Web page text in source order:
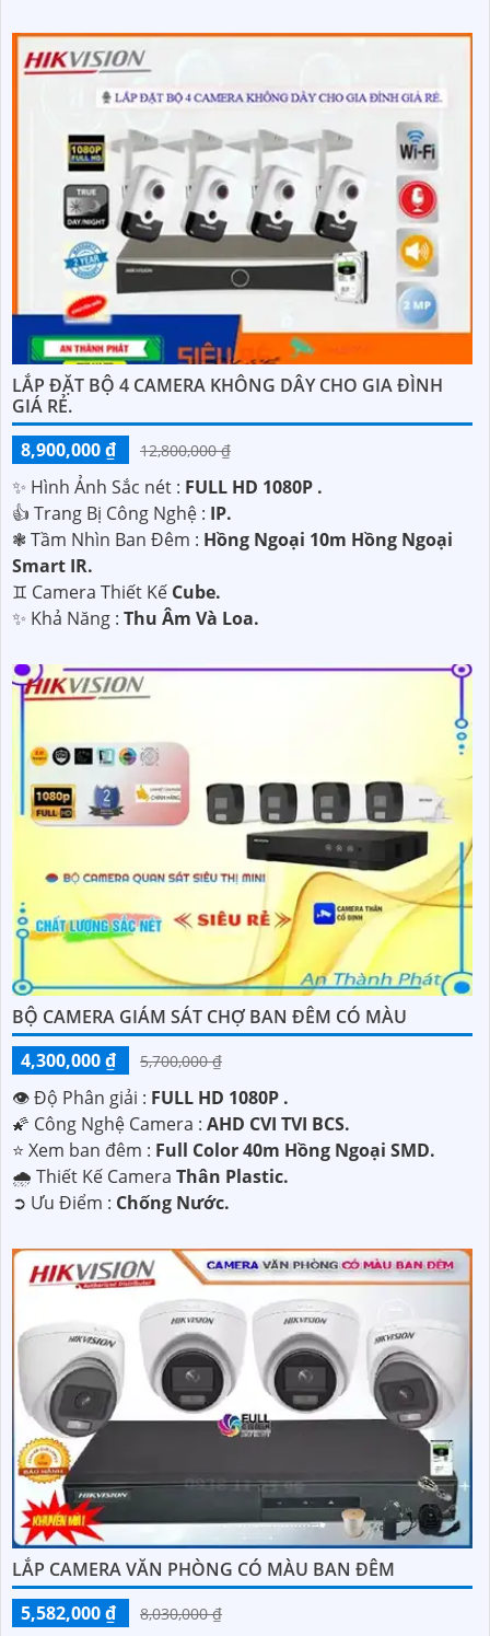
LẮP ĐẶT BỘ 4 CAMERA KHÔNG DÂY CHO GIA ĐÌNH
GIÁ RẺ.
8,900,000 ₫
12,800,000 ₫
✨ Hình Ảnh Sắc nét : FULL HD 1080P .
👍 Trang Bị Công Nghệ : IP.
❃ Tầm Nhìn Ban Đêm : Hồng Ngoại 10m Hồng Ngoại
Smart IR.
♊ Camera Thiết Kế Cube.
️✨ Khả Năng : Thu Âm Và Loa.
BỘ CAMERA GIÁM SÁT CHỢ BAN ĐÊM CÓ MÀU
4,300,000 ₫
5,700,000 ₫
👁 Độ Phân giải : FULL HD 1080P .
🌠 Công Nghệ Camera : AHD CVI TVI BCS.
⭐ Xem ban đêm : Full Color 40m Hồng Ngoại SMD.
🌧️ Thiết Kế Camera Thân Plastic.
️➲ Ưu Điểm : Chống Nước.
LẮP CAMERA VĂN PHÒNG CÓ MÀU BAN ĐÊM
5,582,000 ₫
8,030,000 ₫